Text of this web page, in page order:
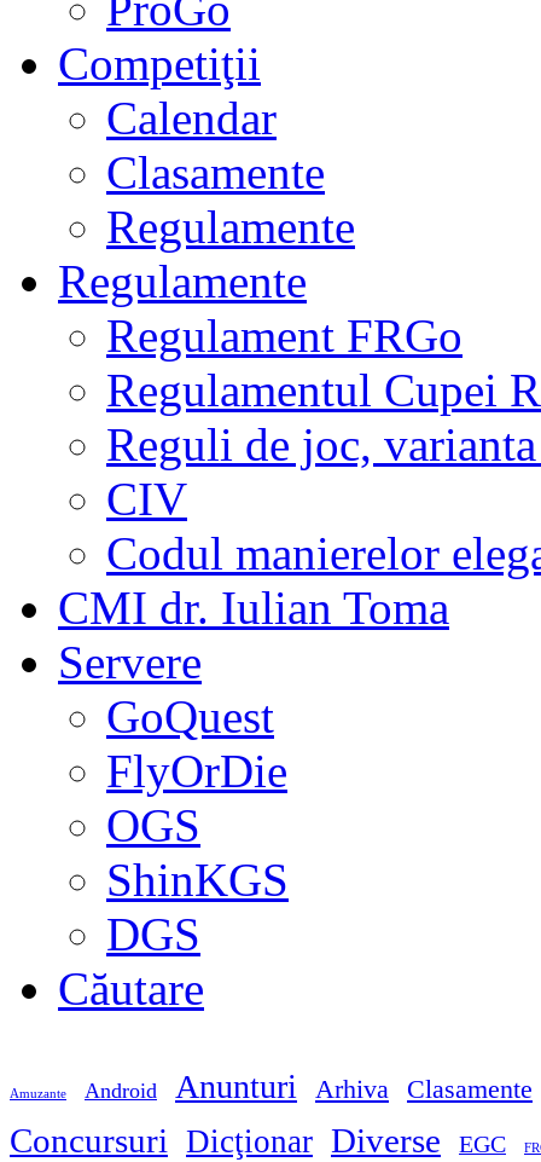
Competiţii
Calendar
Clasamente
Regulamente
Regulamente
Regulament FRGo
Regulamentul Cupei
Reguli de joc,
CIV
Codul manierelor
CMI dr. Iulian Toma
Servere
GoQuest
FlyOrDie
OGS
ShinKGS
DGS
Căutare
Amuzante Android Anunturi Arhiva Clasamente
Concursuri Dicţionar Diverse EGC